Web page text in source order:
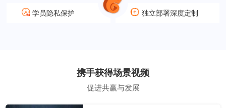
学员隐私保护 独立部署深度定制
携手获得场景视频
促进共赢与发展